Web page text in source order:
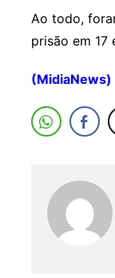
Ao todo,
prisão em 17
(MidiaNews)